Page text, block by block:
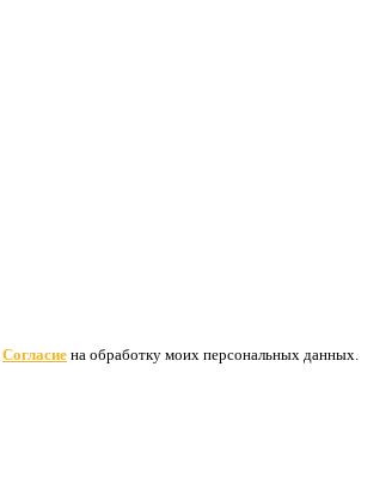
Согласие на обработку моих персональных данных.